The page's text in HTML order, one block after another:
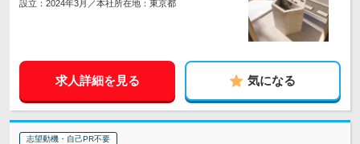
設立：2024年3月／本社所在地：東京都
求人詳細を見る 気になる
志望動機・自己PR不要